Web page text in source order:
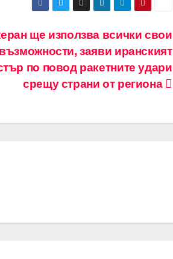
ще използва всички свои
заяви иранският
по повод ракетните удари
срещу страни от региона